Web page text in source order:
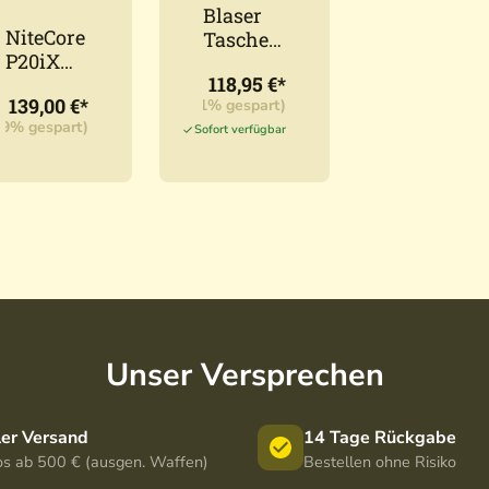
NiteCore
P20iX
Lumen
139,00 €*
gespart)
Blaser
Taschen
HL 1500
schwarz
118,95 €*
UVP: (15,01% gespart)
Sofort verfügbar
Unser Versprechen
Versand
ab 500 € (ausgen. Waffen)
14 Tage Rückgabe
Bestellen ohne Risiko